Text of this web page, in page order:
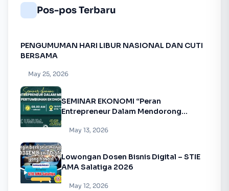
Pos-pos Terbaru
PENGUMUMAN HARI LIBUR NASIONAL DAN CUTI
BERSAMA
May 25, 2026
SEMINAR EKONOMI “Peran
Entrepreneur Dalam Mendorong
May 13, 2026
Lowongan Dosen Bisnis Digital – STIE
AMA Salatiga 2026
May 12, 2026